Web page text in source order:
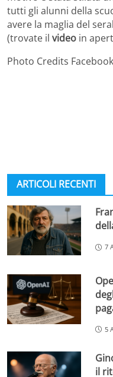
tutti gli alunni della
avere la maglia del
(trovate il video in
Photo Credits Facebook
ARTICOLI RECENTI
7
5
il